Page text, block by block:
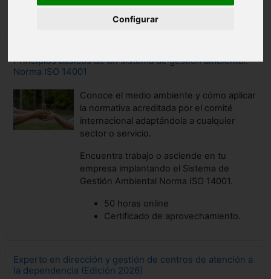
Configurar
Profesor:
Encarnación del Mar Pérez
Principios básicos de un sistema de gestión ambiental.
Norma ISO 14001
Conoce el medio ambiente y cómo aplicar
la normativa acreditada por el comité
internacional adaptándola a cualquier
sector o servicio.
Encuentra trabajo o asciende en tu
empresa implantando el Sistema de
Gestión Ambiental Norma ISO 14001.
50 horas online
Certificado de aprovechamiento.
Experto en dirección y gestión de centros de atención a
la dependencia (Edición 2026)